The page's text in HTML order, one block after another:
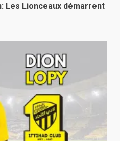
Les Lionceaux démarrent